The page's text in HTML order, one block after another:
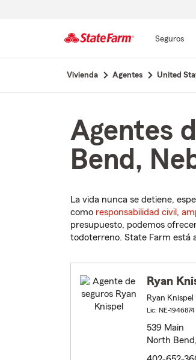
Seguros
Vivienda Agentes United
Agentes
Bend,
La vida nunca se detiene,
como responsabilidad civil ,
presupuesto, podemos
todoterreno. State Farm está
Ryan
Ryan
Lic: NE-1946874
539 Main
North